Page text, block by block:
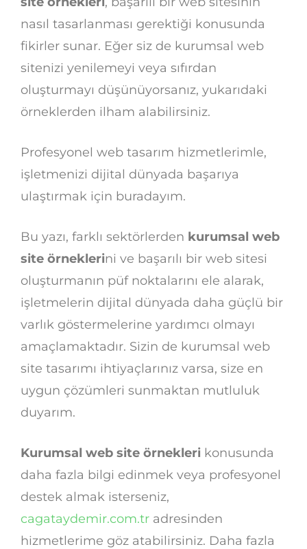
nasıl tasarlanması gerektiği konusunda
fikirler sunar. Eğer siz de kurumsal web
sitenizi yenilemeyi veya sıfırdan
oluşturmayı düşünüyorsanız, yukarıdaki
örneklerden ilham alabilirsiniz.
Profesyonel web tasarım hizmetlerimle,
işletmenizi dijital dünyada başarıya
ulaştırmak için buradayım.
Bu yazı, farklı sektörlerden kurumsal web
site örneklerini ve başarılı bir web sitesi
oluşturmanın püf noktalarını ele alarak,
işletmelerin dijital dünyada daha güçlü bir
varlık göstermelerine yardımcı olmayı
amaçlamaktadır. Sizin de kurumsal web
site tasarımı ihtiyaçlarınız varsa, size en
uygun çözümleri sunmaktan mutluluk
duyarım.
Kurumsal web site örnekleri konusunda
daha fazla bilgi edinmek veya profesyonel
destek almak isterseniz,
cagataydemir.com.tr adresinden
hizmetlerime göz atabilirsiniz. Daha fazla